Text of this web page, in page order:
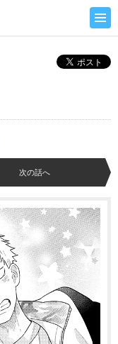
次の話へ